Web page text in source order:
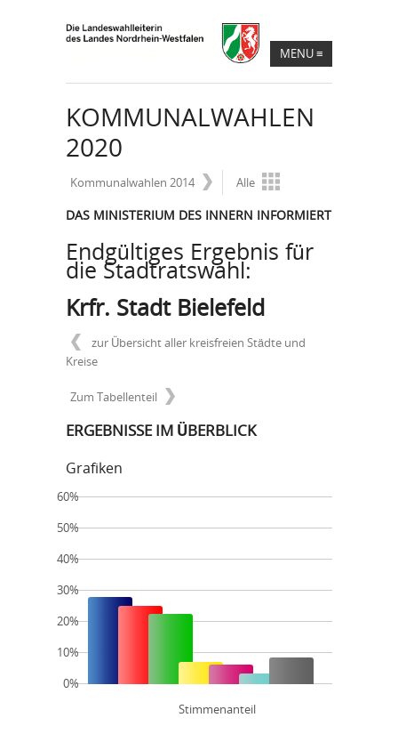
MENU≡
KOMMUNALWAHLEN
2020
Kommunalwahlen 2014 Alle
DAS MINISTERIUM DES INNERN INFORMIERT
Endgültiges Ergebnis für
die Stadtratswahl:
Krfr. Stadt Bielefeld
zur Übersicht aller kreisfreien Städte und
Kreise
Zum Tabellenteil
ERGEBNISSE IM ÜBERBLICK
Grafiken
Stimmenanteil
60%
50%
40%
30%
20%
10%
0%